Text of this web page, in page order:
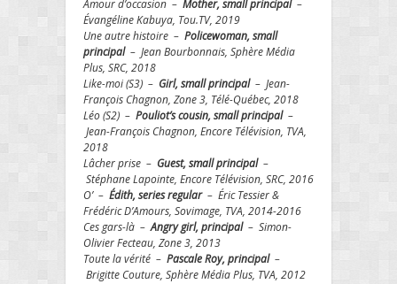
Amour d’occasion – Mother, small principal –
Évangéline Kabuya, Tou.TV, 2019
Une autre histoire – Policewoman, small
principal – Jean Bourbonnais, Sphère Média
Plus, SRC, 2018
Like-moi (S3) – Girl, small principal – Jean-
François Chagnon, Zone 3, Télé-Québec, 2018
Léo (S2) – Pouliot’s cousin, small principal –
Jean-François Chagnon, Encore Télévision, TVA,
2018
Lâcher prise – Guest, small principal –
Stéphane Lapointe, Encore Télévision, SRC, 2016
O’ – Édith, series regular – Éric Tessier &
Frédéric D’Amours, Sovimage, TVA, 2014-2016
Ces gars-là –Angry girl, principal – Simon-
Olivier Fecteau, Zone 3, 2013
Toute la vérité – Pascale Roy, principal –
Brigitte Couture, Sphère Média Plus, TVA, 2012